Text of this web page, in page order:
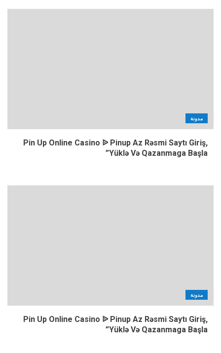
مدونة
Pin Up Online Casino ᐉ Pinup Az Rəsmi Saytı Giriş,
Yüklə Və Qazanmaga Başla”
مدونة
Pin Up Online Casino ᐉ Pinup Az Rəsmi Saytı Giriş,
Yüklə Və Qazanmaga Başla”